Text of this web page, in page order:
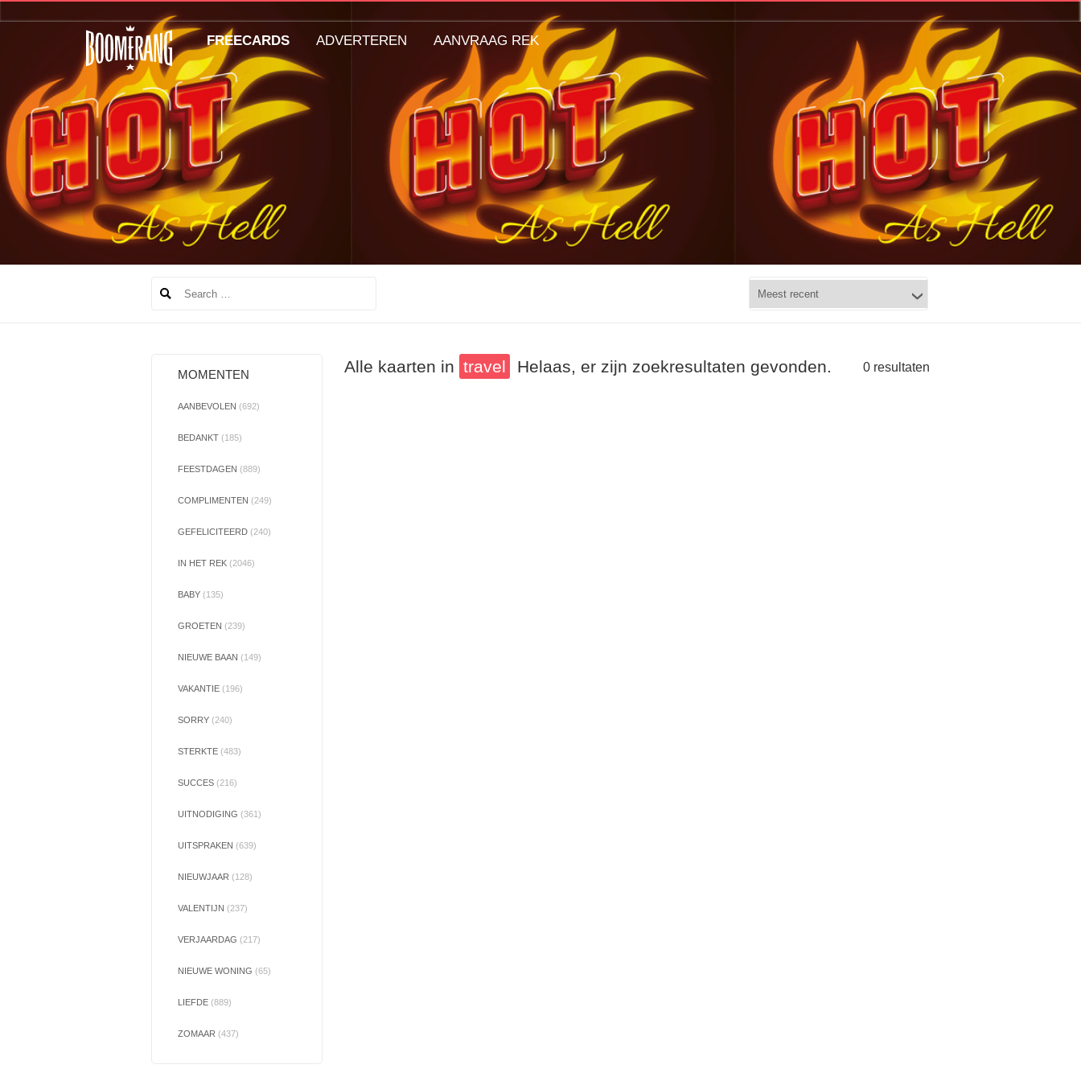
MOMENTEN
AANBEVOLEN (692)
BEDANKT (185)
FEESTDAGEN (889)
COMPLIMENTEN (249)
GEFELICITEERD (240)
IN HET REK (2046)
BABY (135)
GROETEN (239)
NIEUWE BAAN (149)
VAKANTIE (196)
SORRY (240)
STERKTE (483)
SUCCES (216)
UITNODIGING (361)
UITSPRAKEN (639)
NIEUWJAAR (128)
VALENTIJN (237)
VERJAARDAG (217)
NIEUWE WONING (65)
LIEFDE (889)
ZOMAAR (437)
Alle kaarten in travel 0 resultaten
Helaas, er zijn zoekresultaten gevonden.
FREECARDS ADVERTEREN AANVRAAG REK